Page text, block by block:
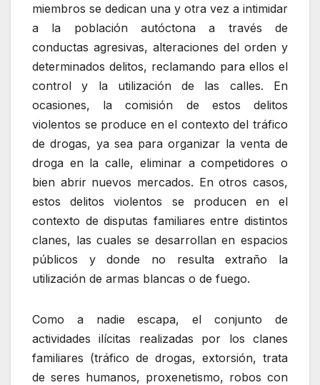
miembros se dedican una y otra vez a intimidar
a la población autóctona a través de
conductas agresivas, alteraciones del orden y
determinados delitos, reclamando para ellos el
control y la utilización de las calles. En
ocasiones, la comisión de estos delitos
violentos se produce en el contexto del tráfico
de drogas, ya sea para organizar la venta de
droga en la calle, eliminar a competidores o
bien abrir nuevos mercados. En otros casos,
estos delitos violentos se producen en el
contexto de disputas familiares entre distintos
clanes, las cuales se desarrollan en espacios
públicos y donde no resulta extraño la
utilización de armas blancas o de fuego.
Como a nadie escapa, el conjunto de
actividades ilícitas realizadas por los clanes
familiares (tráfico de drogas, extorsión, trata
de seres humanos, proxenetismo, robos con